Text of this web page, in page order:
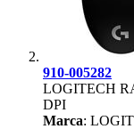
910-005282
LOGITECH
DPI
Marca: